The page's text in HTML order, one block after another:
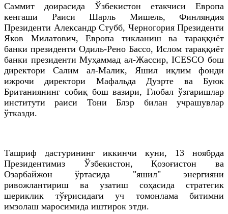
Саммит доирасида Ўзбекистон етакчиси Европа
кенгаши Раиси Шарль Мишель, Финляндия
Президенти Александр Стубб, ЧерногорияПрезиденти
Яков
Милатович, Европа тикланиш ва тараққиёт
банки президенти Одиль-Рено Бассо, Ислом тараққиёт
банки президенти Муҳаммад ал-Жассир, ICESCO бош
директори Салим ал-Малик, Яшил иқлим фонди
ижрочи директори Мафальда Дуэрте ва Буюк
Британиянинг собиқ бош вазири, Глобал ўзгаришлар
институти раиси ТониБлэр билан учрашувлар
ўтказди.
Ташриф дастурининг иккинчи куни, 13 ноябрда
Президентимиз Ўзбекистон, Қозоғистон ва
Озарбайжон ўртасида "яшил" энергияни
ривожлантириш ва узатиш соҳасида стратегик
шериклик тўғрисидаги уч томонлама битимни
имзолаш маросимида иштирок этди.